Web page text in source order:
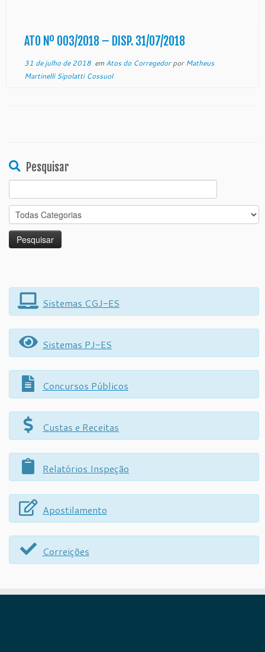
ATO Nº 003/2018 – DISP. 31/07/2018
31 de julho de 2018em Atos do CorregedorporMatheus
Martinelli Sipolatti Cossuol
Pesquisar
for:
Sistemas CGJ-ES
Sistemas PJ-ES
Concursos Públicos
Custas e Receitas
Relatórios Inspeção
Apostilamento
Correições